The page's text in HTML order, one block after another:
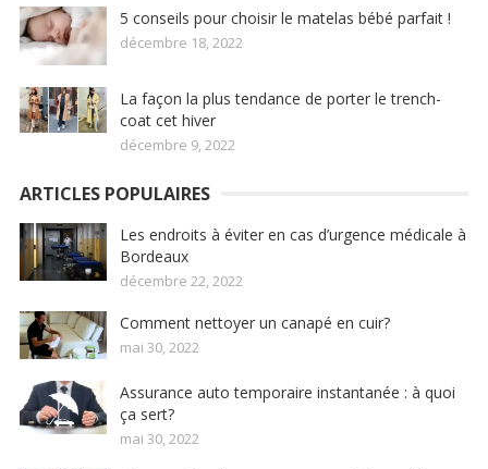
5 conseils pour choisir le matelas bébé parfait !
décembre 18, 2022
La façon la plus tendance de porter le trench-
coat cet hiver
décembre 9, 2022
ARTICLES POPULAIRES
Les endroits à éviter en cas d’urgence médicale à
Bordeaux
décembre 22, 2022
Comment nettoyer un canapé en cuir?
mai 30, 2022
Assurance auto temporaire instantanée : à quoi
ça sert?
mai 30, 2022